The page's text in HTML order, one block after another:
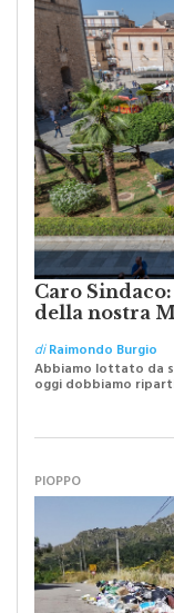
Caro
della nostra
diRaimondo Burgio
Abbiamo lottato da
oggi dobbiamo